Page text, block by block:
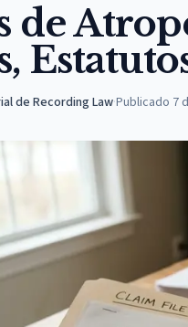
de
de Recording Law·Publicado 7